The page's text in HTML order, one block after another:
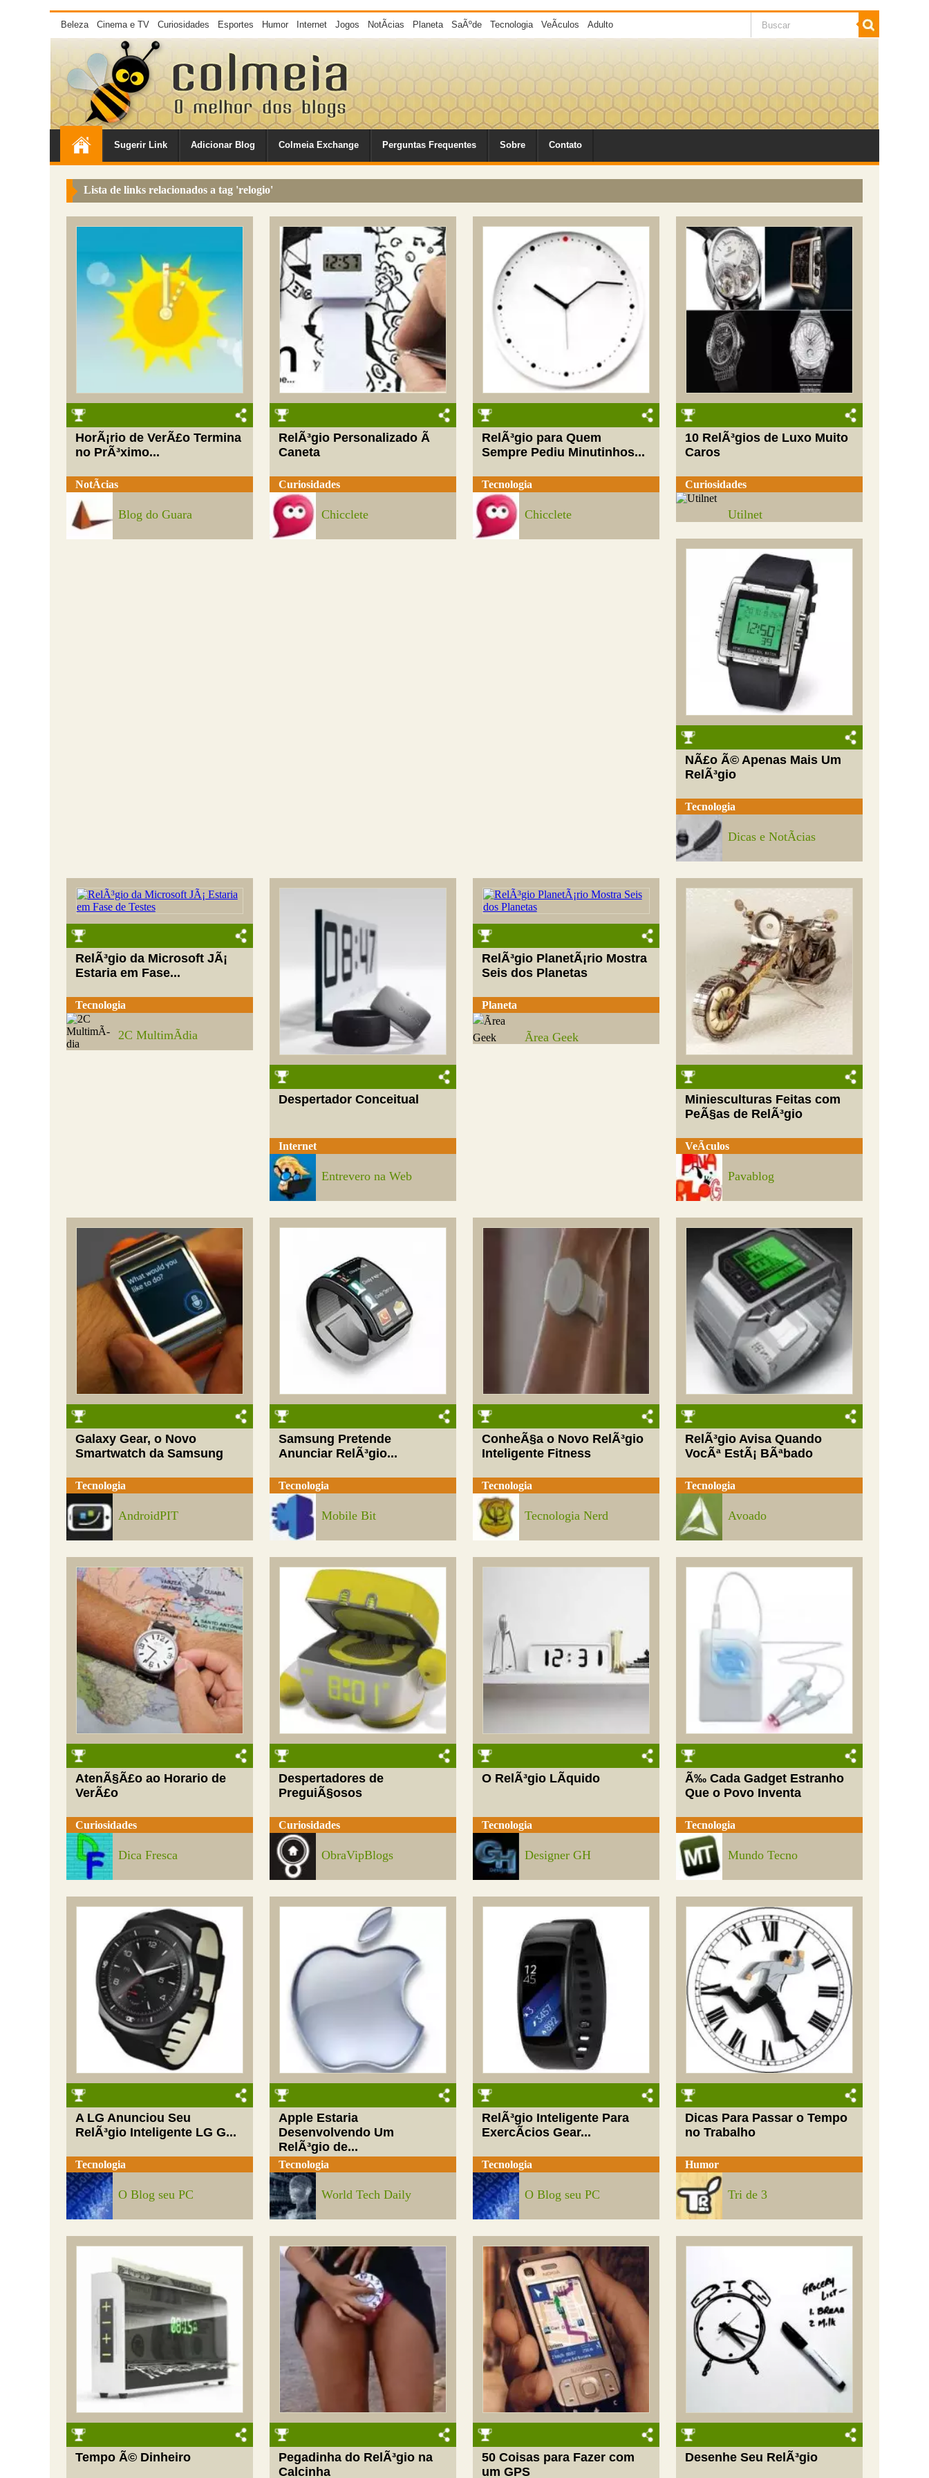
Beleza Cinema e TV Curiosidades Esportes Humor Internet Jogos NotÃ­cias Planeta SaÃºde Tecnologia VeÃ­culos Adulto
Sugerir Link Adicionar Blog Colmeia Exchange Perguntas Frequentes Sobre Contato
Lista de links relacionados a tag 'relogio'
HorÃ¡rio de VerÃ£o Termina
no PrÃ³ximo...
NotÃ­cias
Blog do Guara
RelÃ³gio Personalizado Ã
Caneta
Curiosidades
Chicclete
RelÃ³gio para Quem
Sempre Pediu Minutinhos...
Tecnologia
Chicclete
10 RelÃ³gios de Luxo Muito
Caros
Curiosidades
Utilnet
NÃ£o Ã© Apenas Mais Um
RelÃ³gio
Tecnologia
Dicas e NotÃ­cias
RelÃ³gio da Microsoft JÃ¡
Estaria em Fase...
Tecnologia
2C MultimÃ­dia
Despertador Conceitual
Internet
Entrevero na Web
RelÃ³gio PlanetÃ¡rio Mostra
Seis dos Planetas
Planeta
Ãrea Geek
Miniesculturas Feitas com
PeÃ§as de RelÃ³gio
VeÃ­culos
Pavablog
Galaxy Gear, o Novo
Smartwatch da Samsung
Tecnologia
AndroidPIT
Samsung Pretende
Anunciar RelÃ³gio...
Tecnologia
Mobile Bit
ConheÃ§a o Novo RelÃ³gio
Inteligente Fitness
Tecnologia
Tecnologia Nerd
RelÃ³gio Avisa Quando
VocÃª EstÃ¡ BÃªbado
Tecnologia
Avoado
AtenÃ§Ã£o ao Horario de
VerÃ£o
Curiosidades
Dica Fresca
Despertadores de
PreguiÃ§osos
Curiosidades
ObraVipBlogs
O RelÃ³gio LÃ­quido
Tecnologia
Designer GH
Ã‰ Cada Gadget Estranho
Que o Povo Inventa
Tecnologia
Mundo Tecno
A LG Anunciou Seu
RelÃ³gio Inteligente LG G...
Tecnologia
O Blog seu PC
Apple Estaria
Desenvolvendo Um
RelÃ³gio de...
Tecnologia
World Tech Daily
RelÃ³gio Inteligente Para
ExercÃ­cios Gear...
Tecnologia
O Blog seu PC
Dicas Para Passar o Tempo
no Trabalho
Humor
Tri de 3
Tempo Ã© Dinheiro
Pegadinha do RelÃ³gio na
Calcinha
50 Coisas para Fazer com
um GPS
Desenhe Seu RelÃ³gio